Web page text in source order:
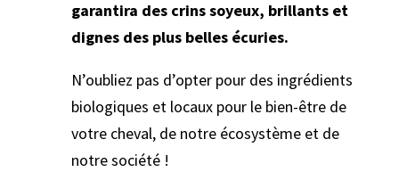
garantira des crins soyeux, brillants et
dignes des plus belles écuries.
N’oubliez pas d’opter pour des ingrédients
biologiques et locaux pour le bien-être de
votre cheval, de notre écosystème et de
notre société !